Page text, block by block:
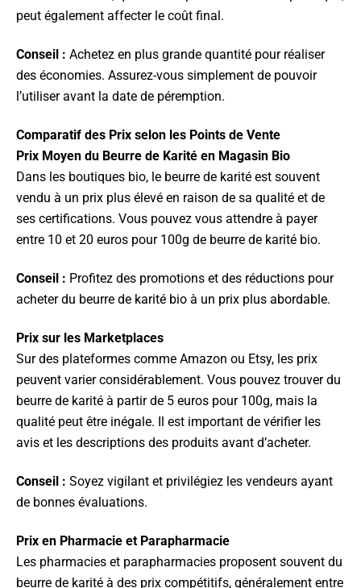
peut également affecter le coût final.
Conseil : Achetez en plus grande quantité pour réaliser
des économies. Assurez-vous simplement de pouvoir
l’utiliser avant la date de péremption.
Comparatif des Prix selon les Points de Vente
Prix Moyen du Beurre de Karité en Magasin Bio
Dans les boutiques bio, le beurre de karité est souvent
vendu à un prix plus élevé en raison de sa qualité et de
ses certifications. Vous pouvez vous attendre à payer
entre 10 et 20 euros pour 100g de beurre de karité bio.
Conseil : Profitez des promotions et des réductions pour
acheter du beurre de karité bio à un prix plus abordable.
Prix sur les Marketplaces
Sur des plateformes comme Amazon ou Etsy, les prix
peuvent varier considérablement. Vous pouvez trouver du
beurre de karité à partir de 5 euros pour 100g, mais la
qualité peut être inégale. Il est important de vérifier les
avis et les descriptions des produits avant d’acheter.
Conseil : Soyez vigilant et privilégiez les vendeurs ayant
de bonnes évaluations.
Prix en Pharmacie et Parapharmacie
Les pharmacies et parapharmacies proposent souvent du
beurre de karité à des prix compétitifs, généralement entre